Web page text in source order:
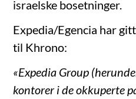
israelske bosetninger.
Expedia/Egencia har
til Khrono:
«Expedia Group
kontorer i de okkuperte